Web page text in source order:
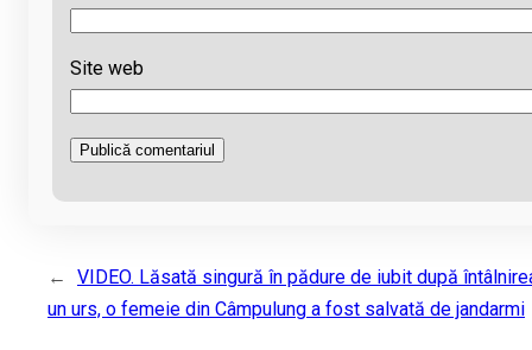
Site web
←
VIDEO. Lăsată singură în pădure de iubit după
un urs, o femeie din Câmpulung a fost salvată de jandarmi